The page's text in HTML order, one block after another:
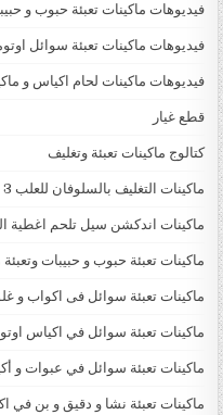
فيديوهات ماكينات تعبئة حبوب و
فيديوهات ماكينات تعبئة سوائل
فيديوهات ماكينات لحام اكياس و
قطع غيار
كتالوج ماكينات تعبئة وتغليف
ماكينات التغليف بالسلوفان للعلب 3 دي و ماكينات لصق ليبل
ماكينات اندكشن سيل تلحم اغطية
ماكينات تعبئة حبوب و حبيبات
ماكينات تعبئة سوائل فى اكواب و
ماكينات تعبئة سوائل في اكياس
ماكينات تعبئة سوائل في عبوات و
ماكينات تعبئة نشا و دقيق و بن في